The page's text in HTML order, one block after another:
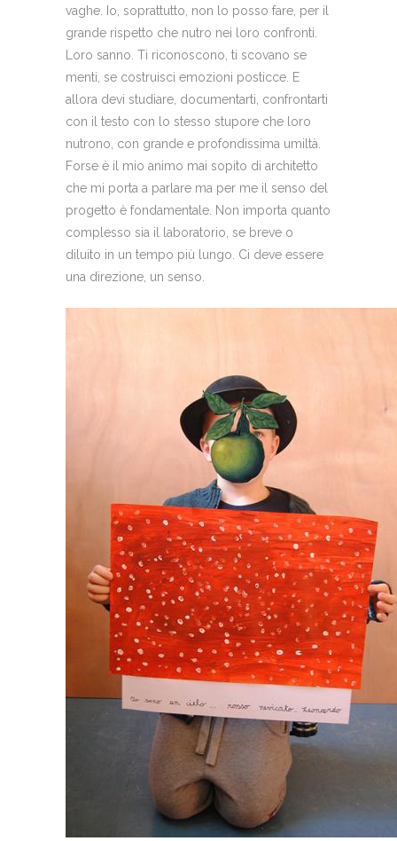
vaghe. Io, soprattutto, non lo posso fare, per il
grande rispetto che nutro nei loro confronti.
Loro sanno. Ti riconoscono, ti scovano se
menti, se costruisci emozioni posticce. E
allora devi studiare, documentarti, confrontarti
con il testo con lo stesso stupore che loro
nutrono, con grande e profondissima umiltà.
Forse è il mio animo mai sopito di architetto
che mi porta a parlare ma per me il senso del
progetto è fondamentale. Non importa quanto
complesso sia il laboratorio, se breve o
diluito in un tempo più lungo. Ci deve essere
una direzione, un senso.